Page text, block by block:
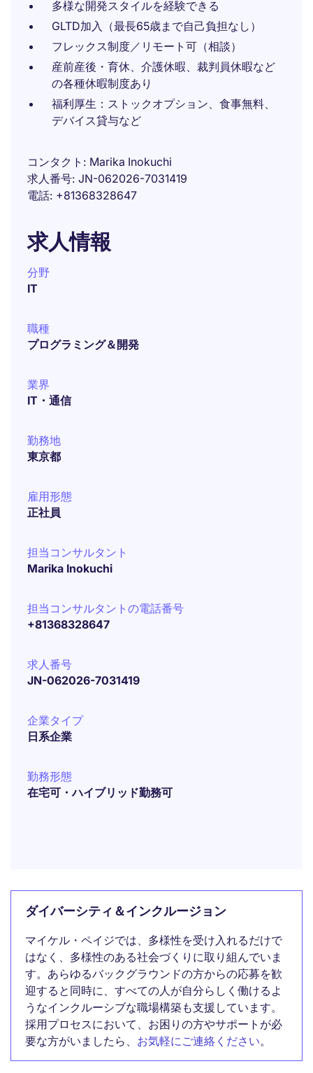
多様な開発スタイルを経験できる
GLTD加入（最長65歳まで自己負担なし）
フレックス制度／リモート可（相談）
産前産後・育休、介護休暇、裁判員休暇など
の各種休暇制度あり
福利厚生：ストックオプション、食事無料、
デバイス貸与など
コンタクト
Marika Inokuchi
求人番号 JN-062026-7031419
電話 +81368328647
求人情報
分野
IT
職種
プログラミング＆開発
業界
IT・通信
勤務地
東京都
雇用形態
正社員
担当コンサルタント
Marika Inokuchi
担当コンサルタントの電話番号
+81368328647
求人番号
JN-062026-7031419
企業タイプ
日系企業
勤務形態
在宅可・ハイブリッド勤務可
ダイバーシティ＆インクルージョン
マイケル・ペイジでは、多様性を受け入れるだけで
はなく、多様性のある社会づくりに取り組んでいま
す。あらゆるバックグラウンドの方からの応募を歓
迎すると同時に、すべての人が自分らしく働けるよ
うなインクルーシブな職場構築も支援しています。
採用プロセスにおいて、お困りの方やサポートが必
要な方がいましたら、 お気軽にご連絡ください。